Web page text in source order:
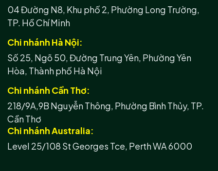
04 Đường N8, Khu phố 2, Phường Long Trường,
TP. Hồ Chí Minh
Chi nhánh Hà Nội:
Số 25, Ngõ 50, Đường Trung Yên, Phường Yên
Hòa, Thành phố Hà Nội
Chi nhánh Cần Thơ:
218/9A,9B Nguyễn Thông, Phường Bình Thủy, TP.
Cần Thơ
Chi nhánh Australia:
Level 25/108 St Georges Tce, Perth WA 6000